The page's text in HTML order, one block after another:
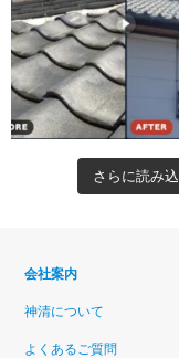
さらに読み
会社案内
神清について
よくあるご質問